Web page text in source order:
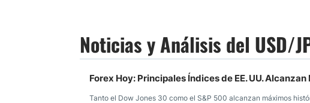
Noticias y Análisis del USD/
Forex Hoy: Principales Índices de EE. UU.
Tanto el Dow Jones 30 como el S&P 500 alcanzan máximos